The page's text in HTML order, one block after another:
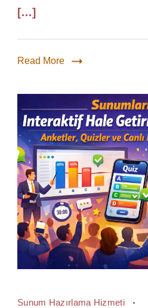
[…]
Read More
Sunum Hazırlama Hizmeti